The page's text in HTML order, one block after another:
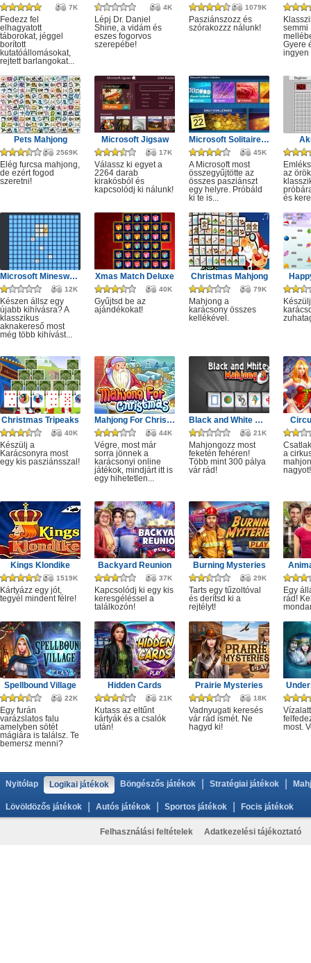
7K
Fedezz fel
elhagyatott
táborokat, jéggel
borított
kutatóállomásokat,
rejtett barlangokat...
4K
Lépj Dr. Daniel
Shine, a vidám és
eszes fogorvos
szerepébe!
1079K
Pasziánszozz és
szórakozzz nálunk!
semmi
Gyere
ingyen
Pets Mahjong
2569K
Elég furcsa mahjong,
de ezért fogod
szeretni!
Microsoft Jigsaw
17K
Válassz ki egyet a
2264 darab
kirakósból és
kapcsolódj ki nálunk!
Microsoft Solitaire Collection
45K
A Microsoft most
összegyűjtötte az
összes pasziánszt
egy helyre. Próbáld
ki te is...
az örök
és
Microsoft Minesweeper
12K
Készen állsz egy
újabb kihívásra? A
klasszikus
aknakereső most
még több kihívást...
Xmas Match Deluxe
40K
Gyűjtsd be az
ajándékokat!
Christmas Mahjong
79K
Mahjong a
karácsony összes
kellékével.
Christmas Tripeaks
40K
Készülj a
Karácsonyra most
egy kis pasziánsszal!
Mahjong For Christmas
44K
Végre, most már
sorra jönnek a
karácsonyi online
játékok, mindjárt itt is
egy hihetetlen...
Black and White Mahjong 3
21K
Mahjongozz most
feketén fehéren!
Több mint 300 pálya
vár rád!
a
nagyot!
Kings Klondike
1519K
Kártyázz egy jót,
tegyél mindent félre!
Backyard Reunion
37K
Kapcsolódj ki egy kis
keresgéléssel a
találkozón!
Burning Mysteries
29K
Tarts egy tűzoltóval
és derítsd ki a
rejtélyt!
Egy
rád!
Spellbound Village
22K
Egy furán
varázslatos falu
amelyben sötét
mágiára is találsz. Te
bemersz menni?
Hidden Cards
21K
Kutass az eltűnt
kártyák és a csalók
után!
Prairie Mysteries
18K
Vadnyugati keresés
vár rád ismét. Ne
hagyd ki!
most.
Nyitólap Logikai játékok Böngészős játékok Stratégiai játékok
Lövöldözős játékok Autós játékok Sportos játékok Focis játékok
Felhasználási feltételek Adatkezelési tájékoztató